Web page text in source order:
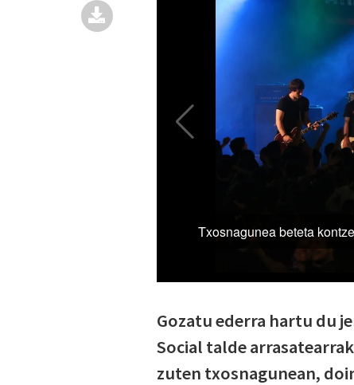
Gozatu ederra hartu du
Social talde
zuten txosnagunean,